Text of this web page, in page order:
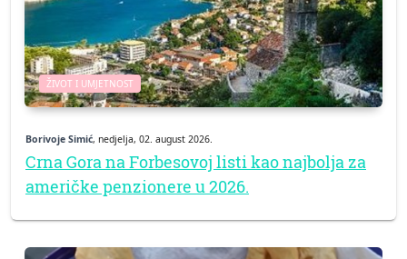
ŽIVOT I UMJETNOST
Borivoje Simić, nedjelja, 02. august 2026.
Crna Gora na Forbesovoj listi kao najbolja za
američke penzionere u 2026.